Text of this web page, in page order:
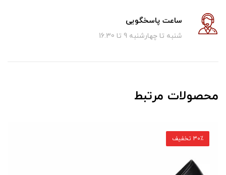
ساعت پاسخگویی
شنبه تا چهارشنبه 9 تا 16.30
محصولات مرتبط
30٪ تخفیف